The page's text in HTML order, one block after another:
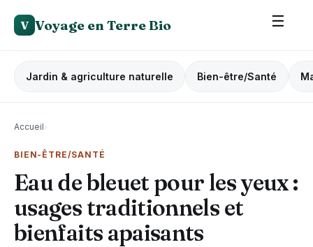
V Voyage en Terre Bio ☰
Jardin & agriculture naturelle Bien-être/Santé
Accueil›
BIEN-ÊTRE/SANTÉ
Eau de bleuet pour les yeux :
usages traditionnels et
bienfaits apaisants